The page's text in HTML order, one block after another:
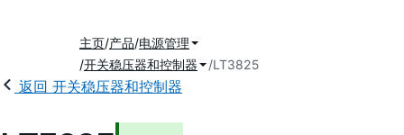
主页 产品 电源管理
开关稳压器和控制器
LT3825
返回 开关稳压器和控制器